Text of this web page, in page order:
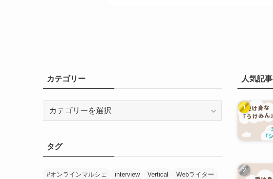
カテゴリー
リ
ー
タグ
#オンラインマルシェ interview Vertical Webライター
人気記事